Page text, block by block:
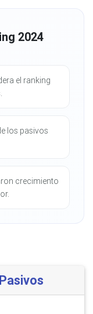
2024
el ranking
los pasivos
crecimiento